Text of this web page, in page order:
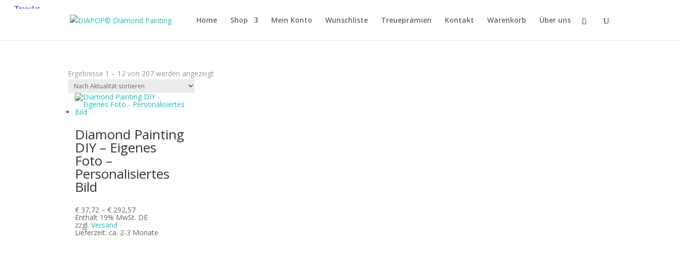
Home Shop Mein Konto Wunschliste Treueprämien Kontakt Warenkorb Über uns
Ergebnisse 1 – 12 von 207 werden angezeigt
Diamond Painting
DIY – Eigenes
Foto –
Personalisiertes
Bild
€ 37,72 –€ 292,57Preisspanne:
€ 37,72
€ 292,57
Enthält 19% MwSt. DE
zzgl.Versand
Lieferzeit: ca. 2-3 Monate